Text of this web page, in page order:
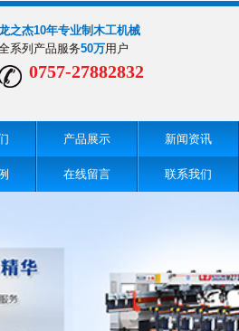
之杰10年专业制木工机械
系列产品服务50万用户
0757-27882832
产品展示 新闻资讯
在线留言 联系我们